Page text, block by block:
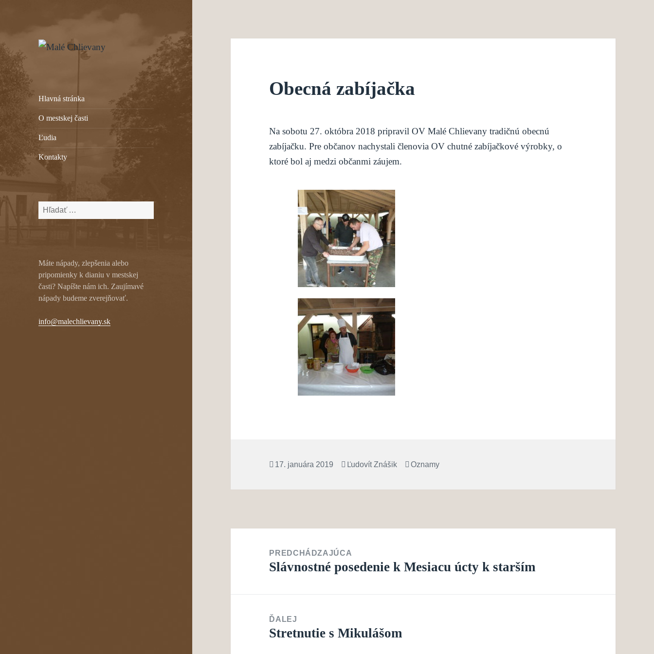
Hlavná stránka
O mestskej časti
Ľudia
Kontakty
Hľadať:
Máte nápady, zlepšenia alebo
pripomienky k dianiu v mestskej
časti? Napíšte nám ich. Zaujímavé
nápady budeme zverejňovať.
info@malechlievany.sk
Obecná zabíjačka
Na sobotu 27. októbra 2018 pripravil OV Malé Chlievany tradičnú obecnú
zabíjačku. Pre občanov nachystali členovia OV chutné zabíjačkové výrobky, o
ktoré bol aj medzi občanmi záujem.
Publikované
17. januára 2019 Autor
Ľudovít Znášik Kategórie
Oznamy
PREDCHÁDZAJÚCA
Predchádzajúci
Slávnostné posedenie k Mesiacu úcty k starším
ĎALEJ
Ďalší
Stretnutie s Mikulášom